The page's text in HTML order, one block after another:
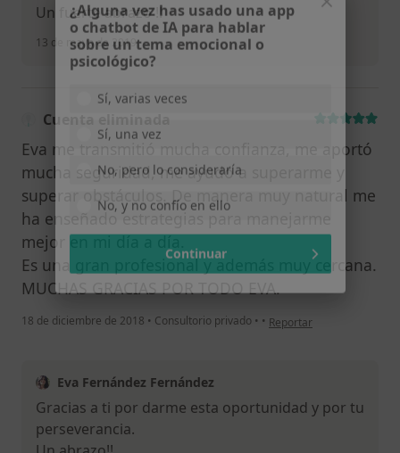
Un fuerte abrazo !!
13 de mayo de 2019
Cuenta eliminada
Eva me transmitió mucha confianza, me aportó
mucha seguridad, me ayudó a superarme y
superar obstáculos. De manera muy natural me
ha enseñado estrategias para manejarme
mejor en mi día a día.
Es una gran profesional y además muy cercana.
MUCHAS GRACIAS POR TODO EVA.
18 de diciembre de 2018 • Consultorio privado • • en opinión del usuario
Reportar
Eva Fernández Fernández
Gracias a ti por darme esta oportunidad y por tu
perseverancia.
¿Alguna vez has usado una app
o chatbot de IA para hablar
sobre un tema emocional o
psicológico?
Sí, varias veces
Sí, una vez
No, pero lo consideraría
No, y no confío en ello
Continuar